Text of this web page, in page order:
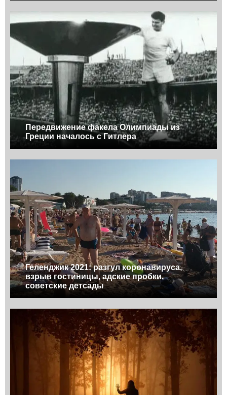
Передвижение факела Олимпиады из
Греции началось с Гитлера
Геленджик 2021: разгул коронавируса,
взрыв гостиницы, адские пробки,
советские детсады